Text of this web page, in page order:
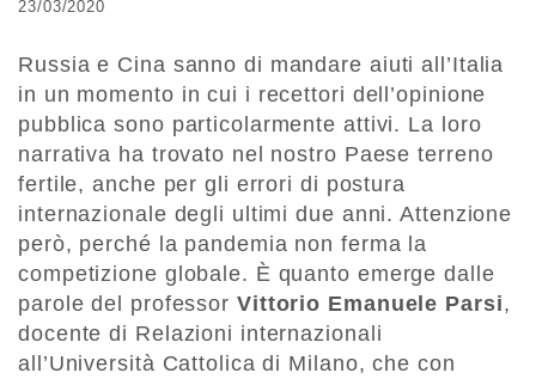
23/03/2020
Russia e Cina sanno di mandare aiuti all’Italia
in un momento in cui i recettori dell’opinione
pubblica sono particolarmente attivi. La loro
narrativa ha trovato nel nostro Paese terreno
fertile, anche per gli errori di postura
internazionale degli ultimi due anni. Attenzione
però, perché la pandemia non ferma la
competizione globale. È quanto emerge dalle
parole del professor Vittorio Emanuele Parsi,
docente di Relazioni internazionali
all’Università Cattolica di Milano, che con